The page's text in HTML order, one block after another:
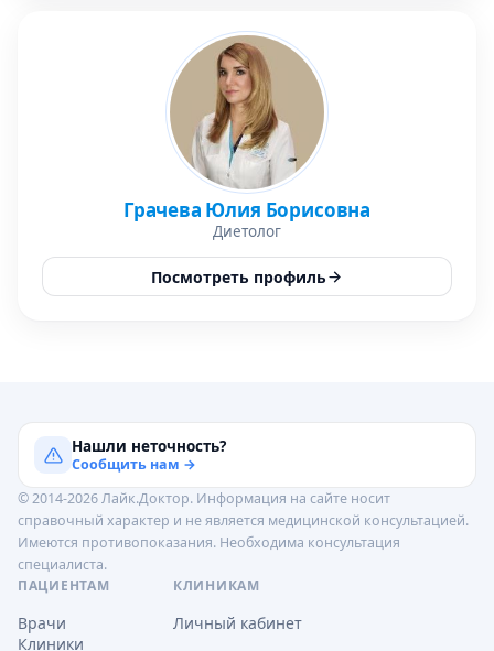
Грачева Юлия Борисовна
Диетолог
Посмотреть профиль
Нашли неточность?
Сообщить нам →
© 2014-2026 Лайк.Доктор. Информация на сайте носит
справочный характер и не является медицинской консультацией.
Имеются противопоказания. Необходима консультация
специалиста.
ПАЦИЕНТАМ
Врачи
Клиники
КЛИНИКАМ
Личный кабинет